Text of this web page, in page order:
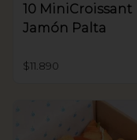
10 MiniCroissant
Jamón Palta
$11.890